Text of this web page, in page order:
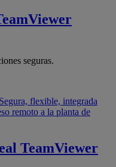
seguras.
Segura, flexible, integrada
remoto a la planta de
TeamViewer